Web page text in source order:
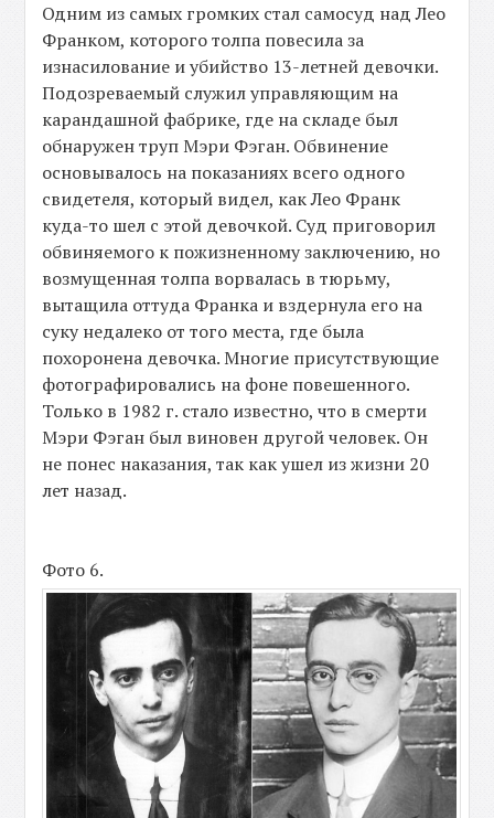
Одним из самых громких стал самосуд над Лео
Франком, которого толпа повесила за
изнасилование и убийство 13-летней девочки.
Подозреваемый служил управляющим на
карандашной фабрике, где на складе был
обнаружен труп Мэри Фэган. Обвинение
основывалось на показаниях всего одного
свидетеля, который видел, как Лео Франк
куда-то шел с этой девочкой. Суд приговорил
обвиняемого к пожизненному заключению, но
возмущенная толпа ворвалась в тюрьму,
вытащила оттуда Франка и вздернула его на
суку недалеко от того места, где была
похоронена девочка. Многие присутствующие
фотографировались на фоне повешенного.
Только в 1982 г. стало известно, что в смерти
Мэри Фэган был виновен другой человек. Он
не понес наказания, так как ушел из жизни 20
лет назад.
Фото 6.